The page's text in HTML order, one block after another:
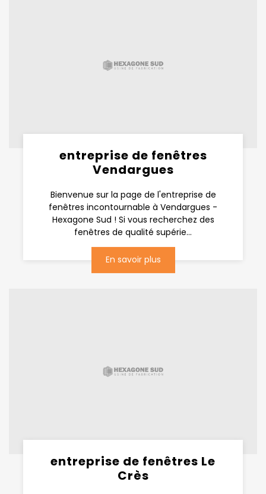
entreprise de fenêtres
Vendargues
Bienvenue sur la page de l'entreprise de
fenêtres incontournable à Vendargues -
Hexagone Sud ! Si vous recherchez des
fenêtres de qualité supérie...
En savoir plus
entreprise de fenêtres Le
Crès